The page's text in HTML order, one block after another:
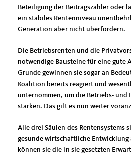
Beteiligung der Beitragszahler oder
ein stabiles Rentenniveau
Generation aber nicht überfordern.
Die Betriebsrenten und die
notwendige Bausteine für eine gute
Grunde gewinnen sie sogar an
Koalition bereits reagiert und
unternommen, um die Betriebs- und
stärken. Das gilt es nun weiter
Alle drei Säulen des Rentensystems
gesunde wirtschaftliche Entwicklung
können sie die in sie gesetzten